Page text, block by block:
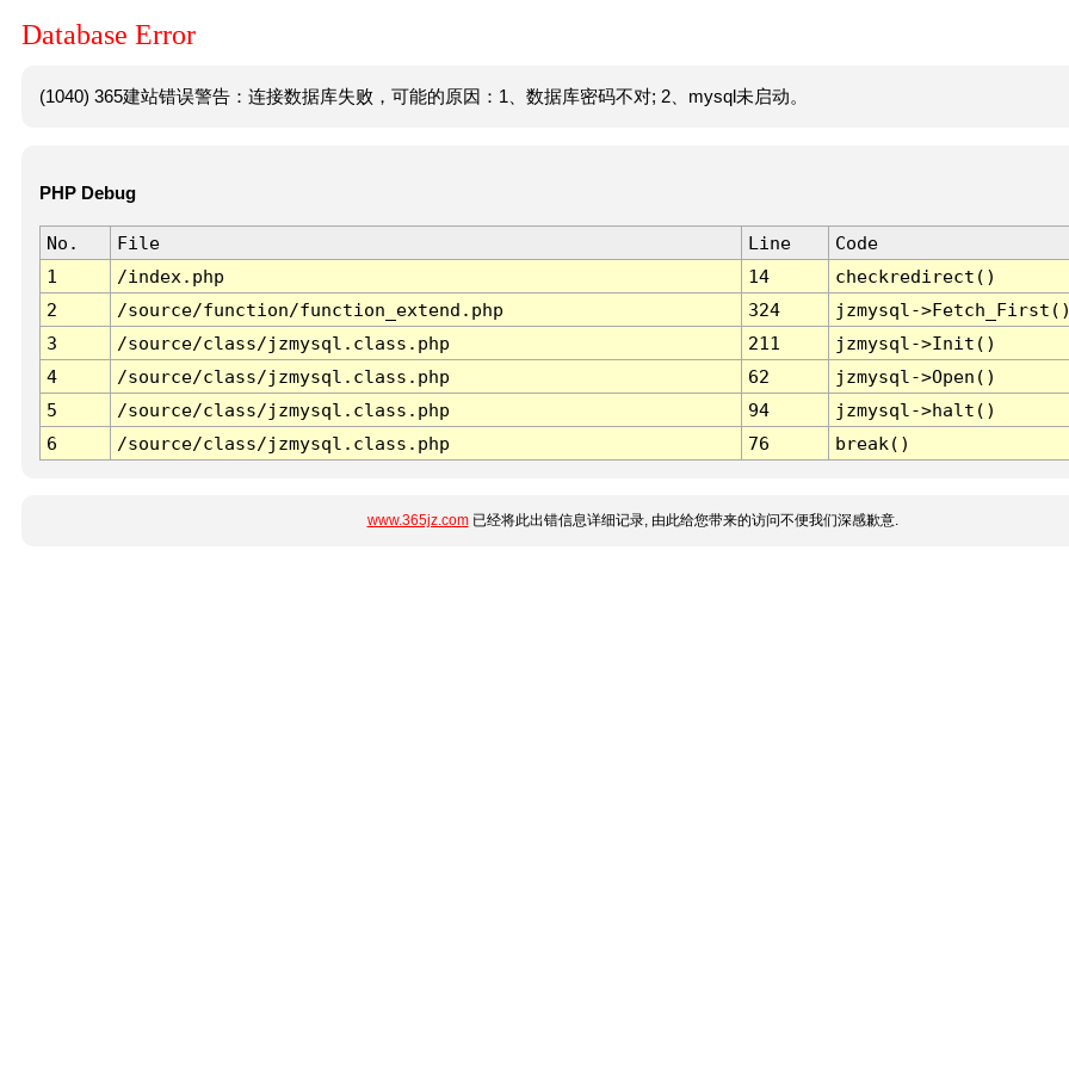
Database Error
(1040) 365建站错误警告：连接数据库失败，可能的原因：1、数据库密码不对; 2、mysql未启动。
PHP Debug
No. File Line
Code
1
/index.php 14
checkredirect()
2
/source/function/function_extend.php 324
jzmysql-
3
/source/class/jzmysql.class.php 211
jzmysql->Init()
4
/source/class/jzmysql.class.php 62
jzmysql->Open()
5
/source/class/jzmysql.class.php 94
jzmysql->halt()
6
/source/class/jzmysql.class.php 76 break()
www.365jz.com已经将此出错信息详细记录, 由此给您带来的访问不便我们深感歉意.